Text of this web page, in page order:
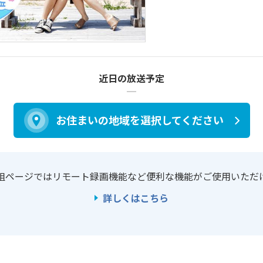
近日の放送予定
お住まいの地域を選択してください
ページではリモート録画機能など便利な機能がご使用いただ
詳しくはこちら